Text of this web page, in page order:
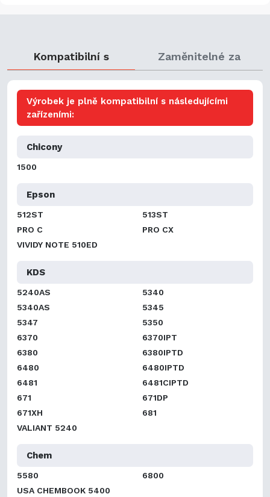
Kompatibilní s Zaměnitelné za
Výrobek je plně kompatibilní s následujícími
zařízeními:
Chicony
1500
Epson
512ST
513ST
PRO C
PRO CX
VIVIDY NOTE 510ED
KDS
5240AS
5340
5340AS
5345
5347
5350
6370
6370IPT
6380
6380IPTD
6480
6480IPTD
6481
6481CIPTD
671
671DP
671XH
681
VALIANT 5240
Chem
5580
6800
USA CHEMBOOK 5400